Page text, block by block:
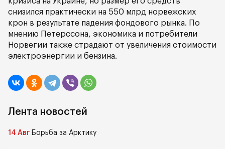
снизился практически на 550 млрд норвежских
крон в результате падения фондового рынка. По
мнению Петерссона, экономика и потребители
Норвегии также страдают от увеличения стоимости
электроэнергии и бензина.
Лента новостей
14 Авг Борьба за Арктику